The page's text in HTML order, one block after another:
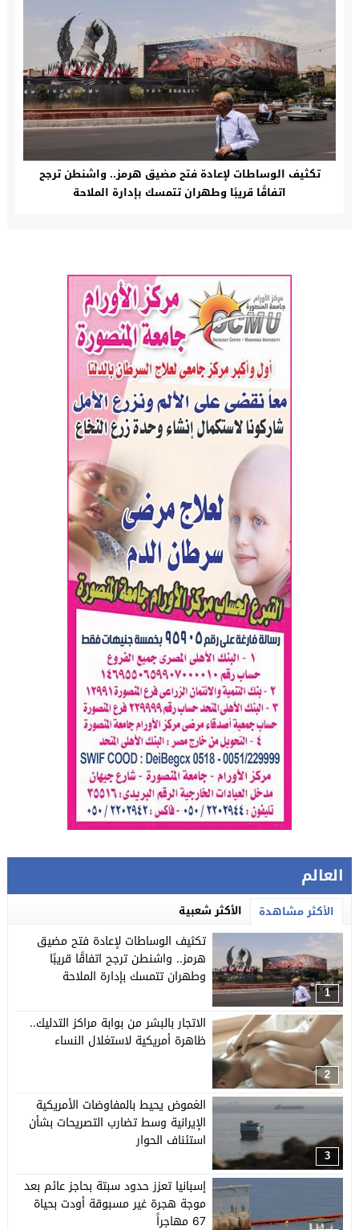
تكثيف الوساطات لإعادة فتح مضيق هرمز.. واشنطن ترجح
اتفاقًا قريبًا وطهران تتمسك بإدارة الملاحة
العالم
الأكثر مشاهدة الأكثر شعبية
1
تكثيف الوساطات لإعادة فتح مضيق
هرمز.. واشنطن ترجح اتفاقًا قريبًا
وطهران تتمسك بإدارة الملاحة
2
الاتجار بالبشر من بوابة مراكز التدليك..
ظاهرة أمريكية لاستغلال النساء
3
الغموض يحيط بالمفاوضات الأمريكية
الإيرانية وسط تضارب التصريحات بشأن
استئناف الحوار
إسبانيا تعزز حدود سبتة بحاجز عائم بعد
موجة هجرة غير مسبوقة أودت بحياة
67 مهاجراً